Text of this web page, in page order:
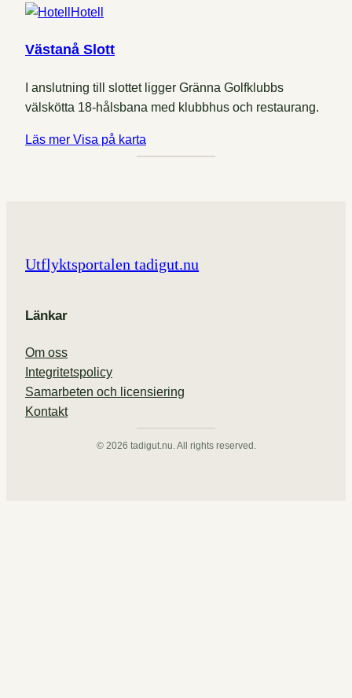
Hotell
Västanå Slott
I anslutning till slottet ligger Gränna Golfklubbs
välskötta 18-hålsbana med klubbhus och restaurang.
Läs mer Visa på karta
Utflyktsportalen tadigut.nu
Länkar
Om oss
Integritetspolicy
Samarbeten och licensiering
Kontakt
© 2026 tadigut.nu. All rights reserved.